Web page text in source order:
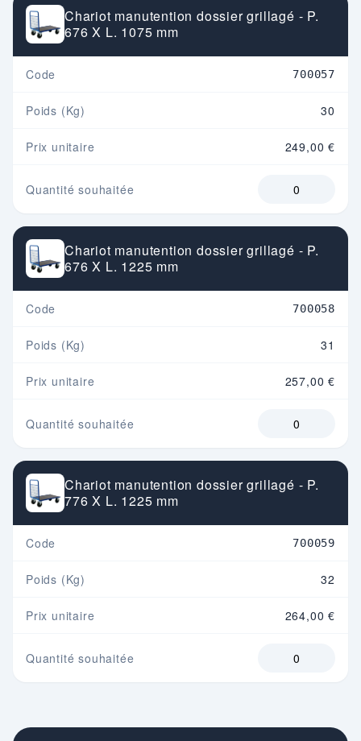
Chariot manutention dossier grillagé - P.
676 X L. 1075 mm
Code 700057
Poids (Kg) 30
Prix unitaire 249,00 €
Quantité souhaitée
Chariot manutention dossier grillagé - P.
676 X L. 1225 mm
Code 700058
Poids (Kg) 31
Prix unitaire 257,00 €
Quantité souhaitée
Chariot manutention dossier grillagé - P.
776 X L. 1225 mm
Code 700059
Poids (Kg) 32
Prix unitaire 264,00 €
Quantité souhaitée